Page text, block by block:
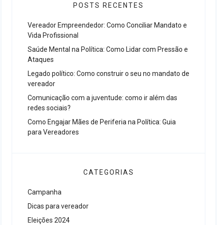
POSTS RECENTES
Vereador Empreendedor: Como Conciliar Mandato e
Vida Profissional
Saúde Mental na Política: Como Lidar com Pressão e
Ataques
Legado político: Como construir o seu no mandato de
vereador
Comunicação com a juventude: como ir além das
redes sociais?
Como Engajar Mães de Periferia na Política: Guia
para Vereadores
CATEGORIAS
Campanha
Dicas para vereador
Eleições 2024